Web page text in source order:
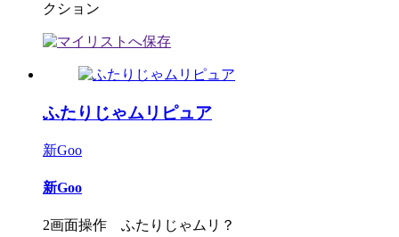
クション
ふたりじゃムリピュア
新Goo
新Goo
2画面操作 ふたりじゃムリ？